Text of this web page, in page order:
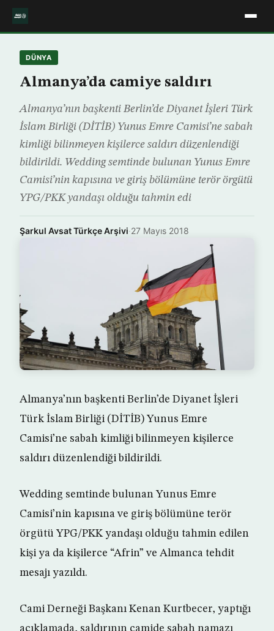
DÜNYA
Almanya’da camiye saldırı
Almanya’nın başkenti Berlin’de Diyanet İşleri Türk
İslam Birliği (DİTİB) Yunus Emre Camisi’ne sabah
kimliği bilinmeyen kişilerce saldırı düzenlendiği
bildirildi. Wedding semtinde bulunan Yunus Emre
Camisi’nin kapısına ve giriş bölümüne terör örgütü
YPG/PKK yandaşı olduğu tahmin edi
Şarkul Avsat Türkçe Arşivi·27 Mayıs 2018
Almanya’nın başkenti Berlin’de Diyanet İşleri
Türk İslam Birliği (DİTİB) Yunus Emre
Camisi’ne sabah kimliği bilinmeyen kişilerce
saldırı düzenlendiği bildirildi.
Wedding semtinde bulunan Yunus Emre
Camisi’nin kapısına ve giriş bölümüne terör
örgütü YPG/PKK yandaşı olduğu tahmin edilen
kişi ya da kişilerce “Afrin” ve Almanca tehdit
mesajı yazıldı.
Cami Derneği Başkanı Kenan Kurtbecer, yaptığı
açıklamada, saldırının camide sabah namazı